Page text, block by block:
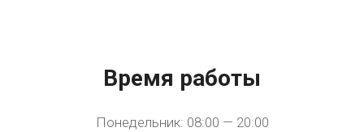
Время работы
Понедельник: 08:00 — 20:00